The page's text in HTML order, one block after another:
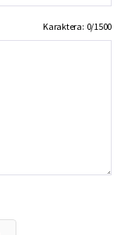
Karaktera: 0/1500